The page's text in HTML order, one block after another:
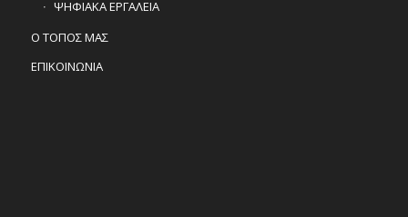
ΨΗΦΙΑΚΑ ΕΡΓΑΛΕΙΑ
Ο ΤΟΠΟΣ ΜΑΣ
ΕΠΙΚΟΙΝΩΝΙΑ